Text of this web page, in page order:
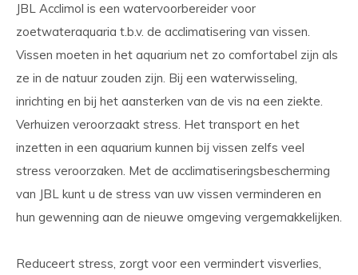
JBL Acclimol is een watervoorbereider voor
zoetwateraquaria t.b.v. de acclimatisering van vissen.
Vissen moeten in het aquarium net zo comfortabel zijn als
ze in de natuur zouden zijn. Bij een waterwisseling,
inrichting en bij het aansterken van de vis na een ziekte.
Verhuizen veroorzaakt stress. Het transport en het
inzetten in een aquarium kunnen bij vissen zelfs veel
stress veroorzaken. Met de acclimatiseringsbescherming
van JBL kunt u de stress van uw vissen verminderen en
hun gewenning aan de nieuwe omgeving vergemakkelijken.
Reduceert stress, zorgt voor een vermindert visverlies,